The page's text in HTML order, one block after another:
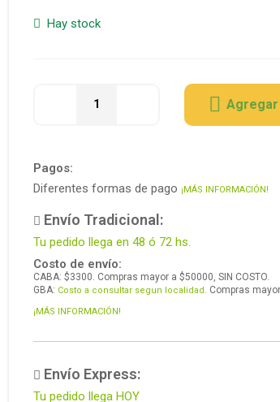
Hay stock
Pagos:
Diferentes formas de pago ¡MÁS INFORMACIÓN!
Envío Tradicional:
Tu pedido llega en 48 ó 72 hs.
Costo de envío:
CABA: $3300. Compras mayor a $50000, SIN COSTO.
GBA: Costo a consultar segun localidad. Compras
¡MÁS INFORMACIÓN!
Envío Express:
Tu pedido llega HOY